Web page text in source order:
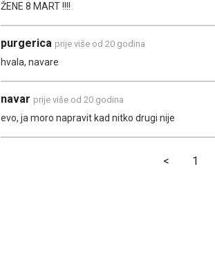
ŽENE 8 MART !!!!
purgerica prije više od 20 godina
hvala, navare
navar prije više od 20 godina
evo, ja moro napravit kad nitko drugi nije
< 1